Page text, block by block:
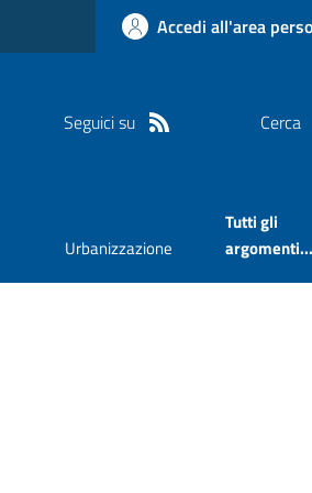
Accedi all'area
Seguici su Cerca
Urbanizzazione
Tutti gli
argomenti...